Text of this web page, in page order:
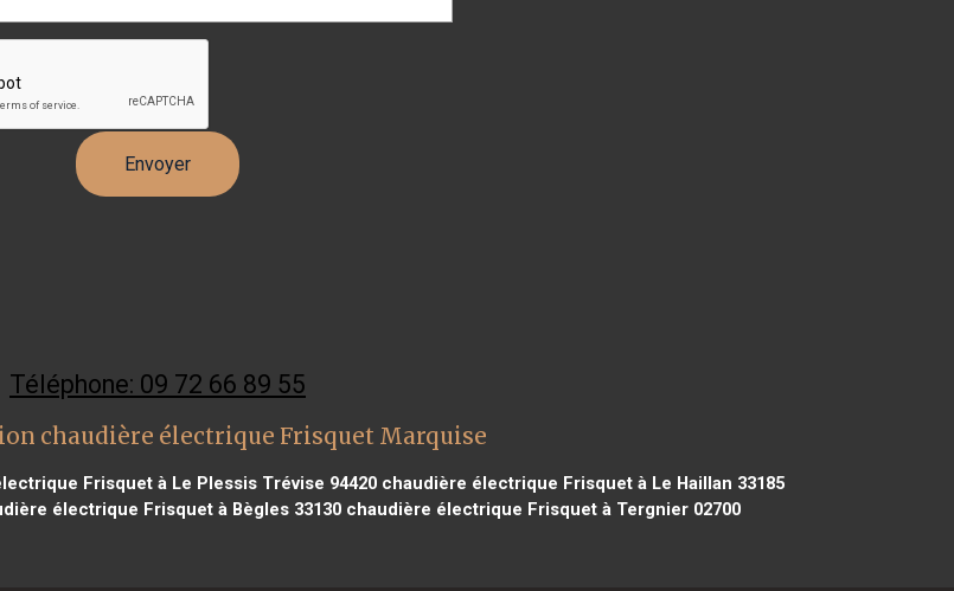
Téléphone: 09 72 66 89 55
chaudière électrique Frisquet Marquise
Frisquet à Le Plessis Trévise 94420 chaudière électrique Frisquet à Le Haillan 33185
électrique Frisquet à Bègles 33130chaudière électrique Frisquet à Tergnier 02700